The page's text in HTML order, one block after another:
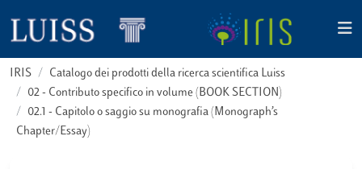
IRIS
Catalogo dei prodotti della ricerca scientifica Luiss
02 - Contributo specifico in volume (BOOK SECTION)
02.1 - Capitolo o saggio su monografia (Monograph’s
Chapter/Essay)